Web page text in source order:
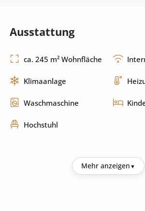
Ausstattung
ca. 245 m² Wohnfläche
Klimaanlage
Waschmaschine
Hochstuhl
Mehr anzeigen